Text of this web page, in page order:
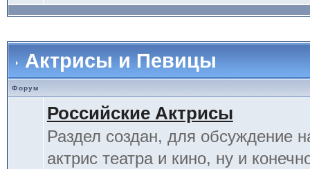
Актрисы и Певицы
Форум
Российские Актрисы
Раздел создан, для обсуждение
актрис театра и кино, ну и